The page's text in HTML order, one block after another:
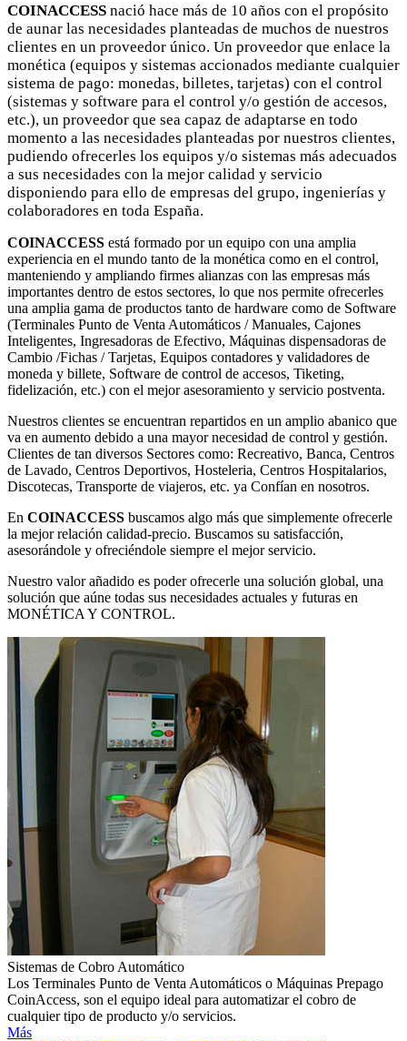
COINACCESS nació hace más de 10 años con el propósito
de aunar las necesidades planteadas de muchos de nuestros
clientes en un proveedor único. Un proveedor que enlace la
monética (equipos y sistemas accionados mediante cualquier
sistema de pago: monedas, billetes, tarjetas) con el control
(sistemas y software para el control y/o gestión de accesos,
etc.), un proveedor que sea capaz de adaptarse en todo
momento a las necesidades planteadas por nuestros clientes,
pudiendo ofrecerles los equipos y/o sistemas más adecuados
a sus necesidades con la mejor calidad y servicio
disponiendo para ello de empresas del grupo, ingenierías y
colaboradores en toda España.
COINACCESS está formado por un equipo con una amplia
experiencia en el mundo tanto de la monética como en el control,
manteniendo y ampliando firmes alianzas con las empresas más
importantes dentro de estos sectores, lo que nos permite ofrecerles
una amplia gama de productos tanto de hardware como de Software
(Terminales Punto de Venta Automáticos / Manuales, Cajones
Inteligentes, Ingresadoras de Efectivo, Máquinas dispensadoras de
Cambio /Fichas / Tarjetas, Equipos contadores y validadores de
moneda y billete, Software de control de accesos, Tiketing,
fidelización, etc.) con el mejor asesoramiento y servicio postventa.
Nuestros clientes se encuentran repartidos en un amplio abanico que
va en aumento debido a una mayor necesidad de control y gestión.
Clientes de tan diversos Sectores como: Recreativo, Banca, Centros
de Lavado, Centros Deportivos, Hosteleria, Centros Hospitalarios,
Discotecas, Transporte de viajeros, etc. ya Confían en nosotros.
En COINACCESS buscamos algo más que simplemente ofrecerle
la mejor relación calidad-precio. Buscamos su satisfacción,
asesorándole y ofreciéndole siempre el mejor servicio.
Nuestro valor añadido es poder ofrecerle una solución global, una
solución que aúne todas sus necesidades actuales y futuras en
MONÉTICA Y CONTROL.
Sistemas de Cobro Automático
Los Terminales Punto de Venta Automáticos o Máquinas Prepago
CoinAccess, son el equipo ideal para automatizar el cobro de
cualquier tipo de producto y/o servicios.
Más